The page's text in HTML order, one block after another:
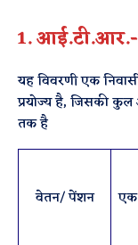
1. आई.टी.आर.-
यह विवरणी एक
प्रयोज्य है, जिसकी कुल
तक है
वेतन/ पेंशन एक